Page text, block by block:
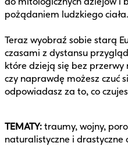
pożądaniem ludzkiego ciała.
Teraz wyobraź sobie starą
czasami z dystansu
które dzieją się bez przerwy
czy naprawdę możesz czuć
odpowiadasz za to, co
TEMATY: traumy, wojny,
naturalistyczne i drastyczne